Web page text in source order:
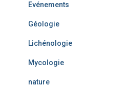
Evénements
Géologie
Lichénologie
Mycologie
nature